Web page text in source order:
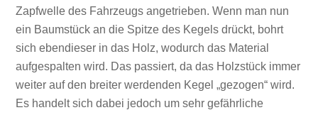
Zapfwelle des Fahrzeugs angetrieben. Wenn man nun
ein Baumstück an die Spitze des Kegels drückt, bohrt
sich ebendieser in das Holz, wodurch das Material
aufgespalten wird. Das passiert, da das Holzstück immer
weiter auf den breiter werdenden Kegel „gezogen“ wird.
Es handelt sich dabei jedoch um sehr gefährliche